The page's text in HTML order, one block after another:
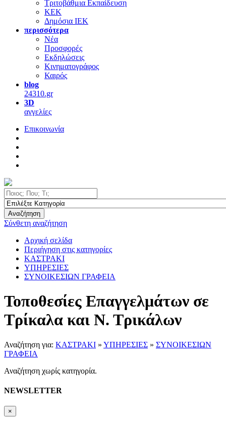
Τριτοβάθμια Εκπαίδευση
ΚΕΚ
Δημόσια ΙΕΚ
περισσότερα
Νέα
Προσφορές
Εκδηλώσεις
Κινηματογράφος
Καιρός
blog
24310.gr
3D
αγγελίες
Επικοινωνία
Αναζήτηση
Σύνθετη αναζήτηση
Αρχική σελίδα
Περιήγηση στις κατηγορίες
ΚΑΣΤΡΑΚΙ
ΥΠΗΡΕΣΙΕΣ
ΣΥΝΟΙΚΕΣΙΩΝ ΓΡΑΦΕΙΑ
Τοποθεσίες Επαγγελμάτων σε
Τρίκαλα και Ν. Τρικάλων
Αναζήτηση για: ΚΑΣΤΡΑΚΙ » ΥΠΗΡΕΣΙΕΣ » ΣΥΝΟΙΚΕΣΙΩΝ
ΓΡΑΦΕΙΑ
Αναζήτηση χωρίς κατηγορία.
NEWSLETTER
×